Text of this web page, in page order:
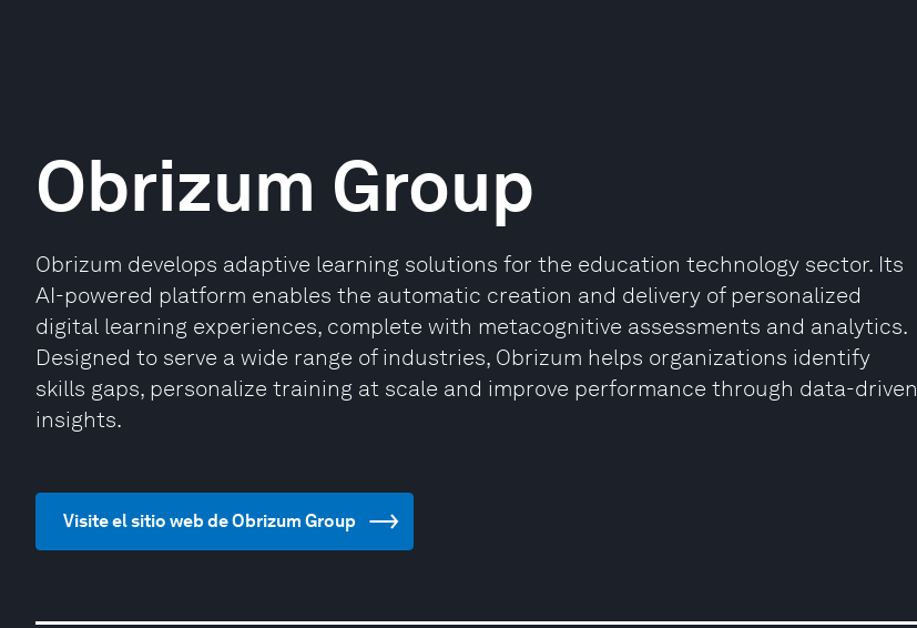
Obrizum Group
Obrizum develops adaptive learning solutions for the education technology sector. Its
AI-powered platform enables the automatic creation and delivery of personalized
digital learning experiences, complete with metacognitive assessments and analytics.
Designed to serve a wide range of industries, Obrizum helps organizations identify
skills gaps, personalize training at scale and improve performance through data-driven
insights.
Visite el sitio web de Obrizum Group